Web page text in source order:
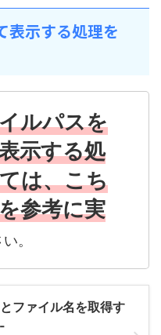
表示する処理を
ルパスを
示する処
は、こち
参考に実
。
ファイル名を取得す